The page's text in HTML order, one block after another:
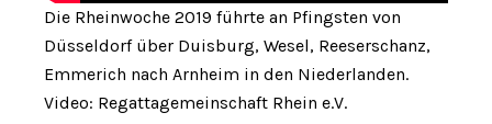
Die Rheinwoche 2019 führte an Pfingsten von
Düsseldorf über Duisburg, Wesel, Reeserschanz,
Emmerich nach Arnheim in den Niederlanden.
Video: Regattagemeinschaft Rhein e.V.